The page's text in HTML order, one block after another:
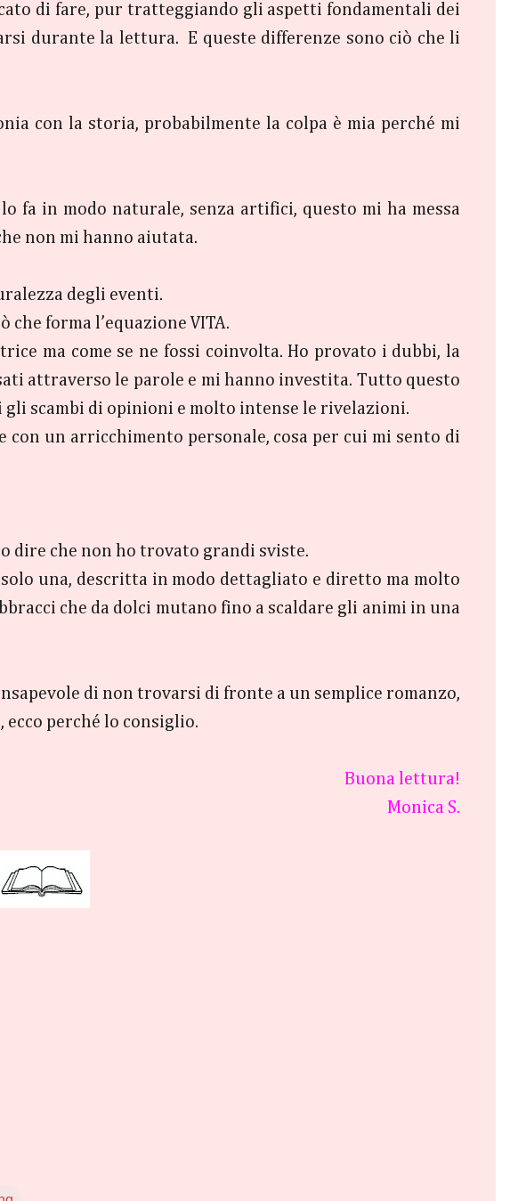
di fare, pur tratteggiando gli aspetti fondamentali dei
durante la lettura. E queste differenze sono ciò che li
con la storia, probabilmente la colpa è mia perché mi
fa in modo naturale, senza artifici, questo mi ha messa
non mi hanno aiutata.
degli eventi.
forma l’equazione VITA.
ma come se ne fossi coinvolta. Ho provato i dubbi, la
attraverso le parole e mi hanno investita. Tutto questo
scambi di opinioni e molto intense le rivelazioni.
con un arricchimento personale, cosa per cui mi sento di
dire che non ho trovato grandi sviste.
una, descritta in modo dettagliato e diretto ma molto
che da dolci mutano fino a scaldare gli animi in una
di non trovarsi di fronte a un semplice romanzo,
perché lo consiglio.
Buona lettura!
Monica S.